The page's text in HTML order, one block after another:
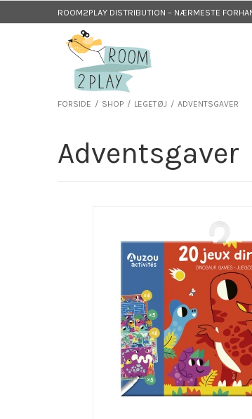
ROOM2PLAY DISTRIBUTION – NÆRMESTE
FORSIDE / SHOP / LEGETØJ / ADVENTSGAVER
Adventsgaver